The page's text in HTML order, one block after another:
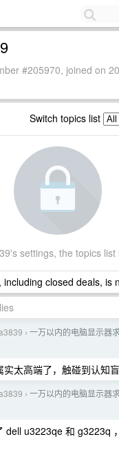
#205970, joined on
Switch topics list
settings, the topics list
closed deals, is
› 一万以内的电脑显示器
实太高端了，触碰到认知
› 一万以内的电脑显示器
dell u3223qe 和 g3223q